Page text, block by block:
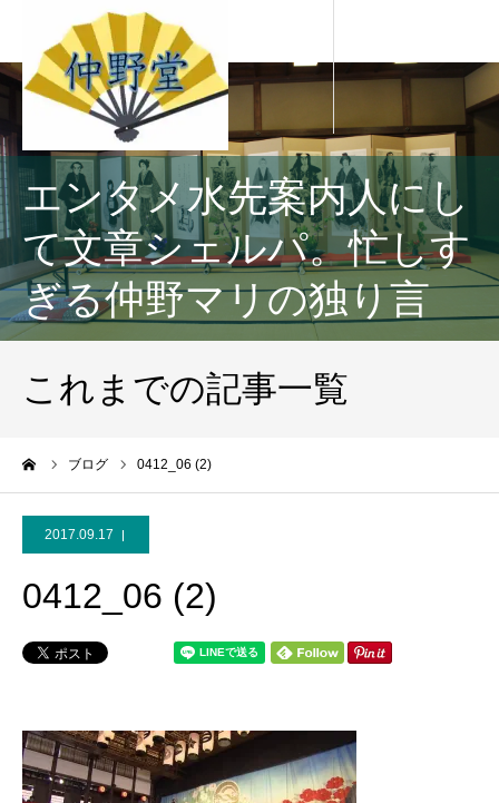
エンタメ水先案内人にし
て文章シェルパ。忙しす
ぎる仲野マリの独り言
これまでの記事一覧
ブログ 0412_06 (2)
2017.09.17
0412_06 (2)